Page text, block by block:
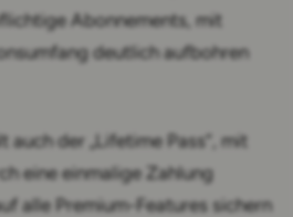
Abonnements, mit
deutlich aufbohren
auch der „Lifetime Pass“, mit
eine einmalige Zahlung
alle Premium-Features sichern